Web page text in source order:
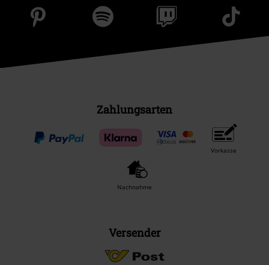
Zahlungsarten
Vorkasse
Nachnahme
Versender